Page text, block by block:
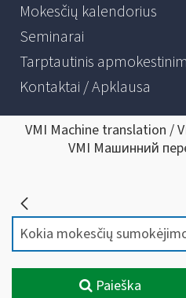
Mokesčių kalendorius
Seminarai
Tarptautinis
Kontaktai / Apklausa
VMI Machine translation /
VMI Машинний
Paieška